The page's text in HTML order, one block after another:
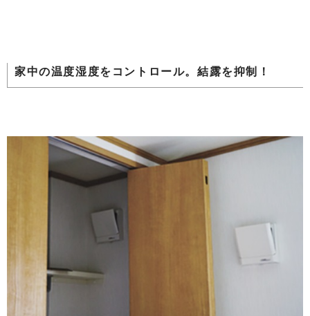
家中の温度湿度をコントロール。結露を抑制！